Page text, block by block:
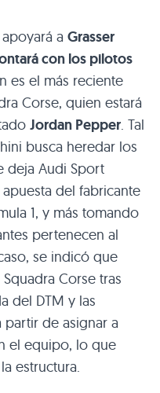
a Grasser
con los pilotos
es el más reciente
Corse, quien estará
Jordan Pepper. Tal
busca heredar los
deja Audi Sport
del fabricante
1, y más tomando
pertenecen al
se indicó que
Corse tras
del DTM y las
de asignar a
el equipo, lo que
estructura.